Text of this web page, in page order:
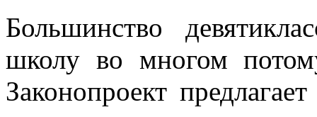
Большинство
школу во многом
Законопроект